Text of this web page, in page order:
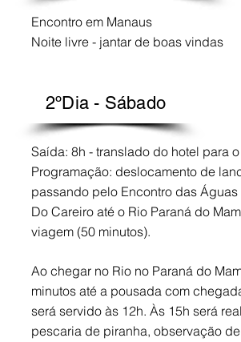
Encontro em Manaus
Noite livre - jantar de boas vindas
2ºDia - Sábado
Saída: 8h - translado do hotel para
Programação: deslocamento de
passando pelo Encontro das
Do Careiro até o Rio Paraná do
viagem (50 minutos).
Ao chegar no Rio no Paraná do
minutos até a pousada com
será servido às 12h. Às 15h será
pescaria de piranha, observação